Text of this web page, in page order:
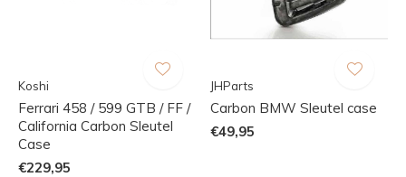
Koshi
Ferrari 458 / 599 GTB / FF /
California Carbon Sleutel
Case
€229,95
JHParts
Carbon BMW Sleutel case
€49,95